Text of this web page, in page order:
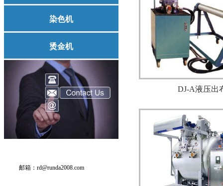
染色机
烫金机
邮箱： rd@runda2008.com
DJ-A液压出